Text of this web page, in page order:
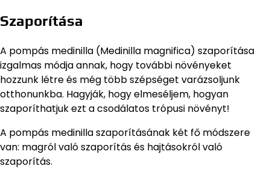
Szaporítása
A pompás medinilla (Medinilla magnifica) szaporítása
izgalmas módja annak, hogy további növényeket
hozzunk létre és még több szépséget varázsoljunk
otthonunkba. Hagyják, hogy elmeséljem, hogyan
szaporíthatjuk ezt a csodálatos trópusi növényt!
A pompás medinilla szaporításának két fő módszere
van: magról való szaporítás és hajtásokról való
szaporítás.